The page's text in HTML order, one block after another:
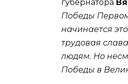
губернатора
Победы
начинается
трудовая
людям. Но
Победы в